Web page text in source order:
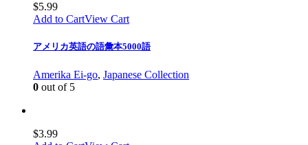
$5.99
Add to CartView Cart
アメリカ英語の語彙本5000語
Amerika Ei-go, Japanese Collection
0 out of 5
$3.99